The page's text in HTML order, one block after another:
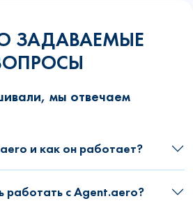
ЗАДАВАЕМЫЕ
мы отвечаем
и как он работает?
работать с Agent.aero?